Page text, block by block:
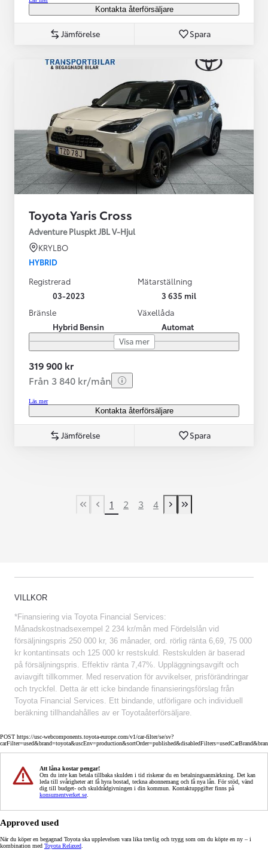
Kontakta återförsäljare
Jämförelse Spara
Toyota Yaris Cross
Adventure Pluspkt JBL V-Hjul
KRYLBO
HYBRID
Registrerad
03-2023
Mätarställning
3 635 mil
Bränsle
Hybrid Bensin
Växellåda
Automat
Visa mer
319 900 kr
Från 3 840 kr/mån
Läs mer
Kontakta återförsäljare
Jämförelse Spara
First Page
Previous page
1 2 3 4
Next page
Last Page
VILLKOR
*Finansiering via Toyota Financial Services:
Månadskostnadsexempel 2 234 kr/mån med Fördelslån vid
försäljningspris 250 000 kr, 36 månader, ord. rörlig ränta 6,69, 75 000
kr kontantinsats och 125 000 kr restskuld. Restskulden är baserad
på försäljningspris. Effektiv ränta 7,47%. Uppläggningsavgift och
aviavgift tillkommer. Med reservation för avvikelser, prisförändringar
och tryckfel. Detta är ett icke bindande finansieringsförslag från
Toyota Financial Services. Ett bindande, utförligare och individuell
beräkning tillhandahålles av er Toyotaåterförsäljare.
POST https://usc-webcomponents.toyota-europe.com/v1/car-filter/se/sv?
Att låna kostar pengar!
Om du inte kan betala tillbaka skulden i tid riskerar du en betalningsanmärkning. Det kan
leda till svårigheter att få hyra bostad, teckna abonnemang och få nya lån. För stöd, vänd
dig till budget- och skuldrådgivningen i din kommun. Kontaktuppgifter finns på
konsumentverket.se
Approved used
När du köper en begagnad Toyota ska upplevelsen vara lika trevlig och trygg som om du köpte en ny – i
kombination med Toyota Relaxed